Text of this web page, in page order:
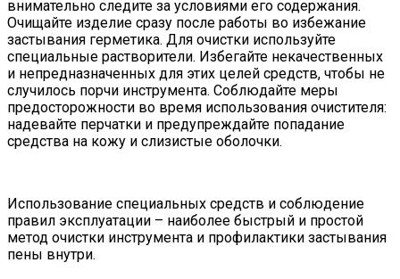
внимательно следите за условиями его содержания.
Очищайте изделие сразу после работы во избежание
застывания герметика. Для очистки используйте
специальные растворители. Избегайте некачественных
и непредназначенных для этих целей средств, чтобы не
случилось порчи инструмента. Соблюдайте меры
предосторожности во время использования очистителя:
надевайте перчатки и предупреждайте попадание
средства на кожу и слизистые оболочки.
Использование специальных средств и соблюдение
правил эксплуатации – наиболее быстрый и простой
метод очистки инструмента и профилактики застывания
пены внутри.